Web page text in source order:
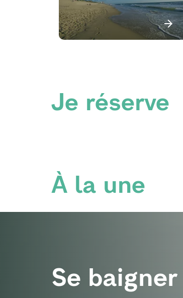
Je réserve
À la une
Se